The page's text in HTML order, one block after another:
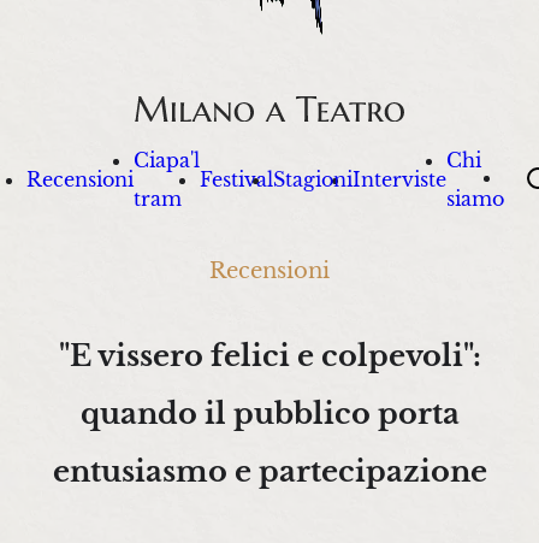
Recensioni
Ciapa'l
tram
FestivalStagioniInterviste
Chi
siamo
"E vissero felici e colpevoli":
quando il pubblico porta
entusiasmo e partecipazione
Recensioni